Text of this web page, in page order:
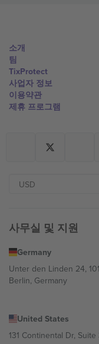
소개
팀
TixProtect
사업자 정보
이용약관
제휴 프로그램
사무실 및 지원
Germany
Unter den Linden 24,
Berlin, Germany
United States
131 Continental Dr,